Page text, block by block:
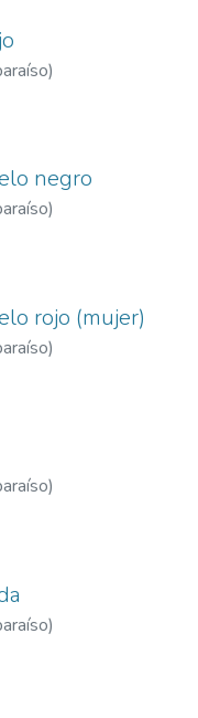
)
negro
)
rojo (mujer)
)
)
)